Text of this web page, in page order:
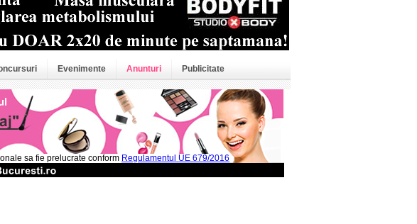
Evenimente Anunturi Publicitate
sa fie prelucrate conform Regulamentul UE 679/2016